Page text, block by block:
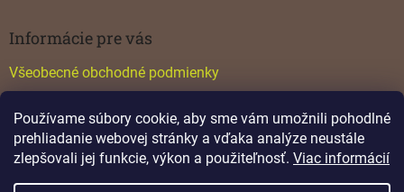
Používame súbory cookie, aby sme vám umožnili pohodlné
prehliadanie webovej stránky a vďaka analýze neustále
zlepšovali jej funkcie, výkon a použiteľnosť. Viac informácií
Informácie pre vás
Všeobecné obchodné podmienky
Katalógy